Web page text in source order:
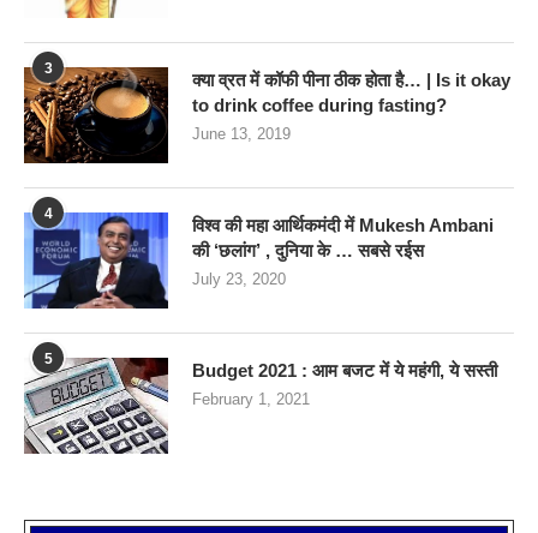
3
क्या व्रत में कॉफी पीना ठीक होता है… | Is it okay
to drink coffee during fasting?
June 13, 2019
4
विश्व की महा आर्थिकमंदी में Mukesh Ambani
की ‘छलांग’ , दुनिया के … सबसे रईस
July 23, 2020
5
Budget 2021 : आम बजट में ये महंगी, ये सस्‍ती
February 1, 2021